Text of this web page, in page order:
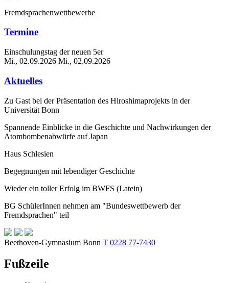
Fremdsprachenwettbewerbe
Termine
Einschulungstag der neuen 5er
Mi., 02.09.2026 Mi., 02.09.2026
Aktuelles
Zu Gast bei der Präsentation des Hiroshimaprojekts in der
Universität Bonn
Spannende Einblicke in die Geschichte und Nachwirkungen der
Atombombenabwürfe auf Japan
Haus Schlesien
Begegnungen mit lebendiger Geschichte
Wieder ein toller Erfolg im BWFS (Latein)
BG SchülerInnen nehmen am "Bundeswettbewerb der
Fremdsprachen" teil
Beethoven-Gymnasium Bonn T 0228 77-7430
Fußzeile